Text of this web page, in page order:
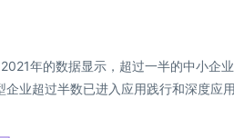
年的数据显示，超过一半的中小企业
企业超过半数已进入应用践行和深度应用